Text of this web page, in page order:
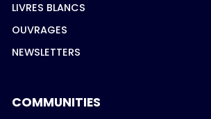
LIVRES BLANCS
OUVRAGES
NEWSLETTERS
COMMUNITIES